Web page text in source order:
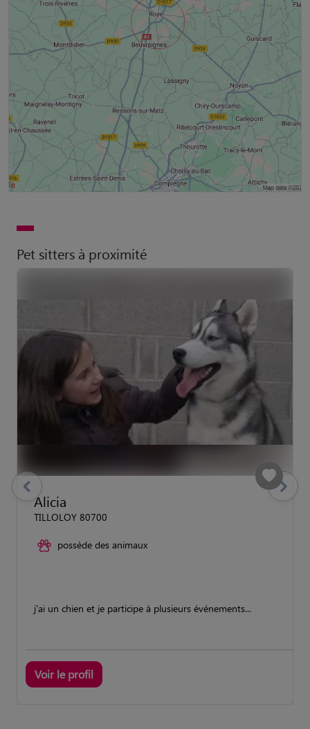
Pet sitters à proximité
Alicia
TILLOLOY 80700
possède des animaux
j'ai un chien et je participe à plusieurs événements...
Voir le profil
previous Suivant